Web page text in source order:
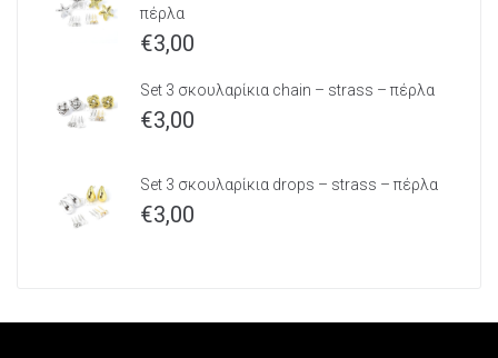
πέρλα
€3,00
Set 3 σκουλαρίκια chain – strass – πέρλα
€3,00
Set 3 σκουλαρίκια drops – strass – πέρλα
€3,00